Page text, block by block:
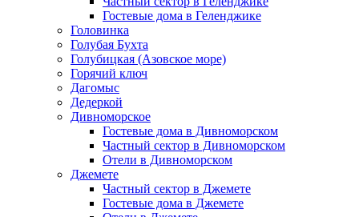
Гостевые дома в Геленджике
Головинка
Голубая Бухта
Голубицкая (Азовское море)
Горячий ключ
Дагомыс
Дедеркой
Дивноморское
Гостевые дома в Дивноморском
Частный сектор в Дивноморском
Отели в Дивноморском
Джемете
Частный сектор в Джемете
Гостевые дома в Джемете